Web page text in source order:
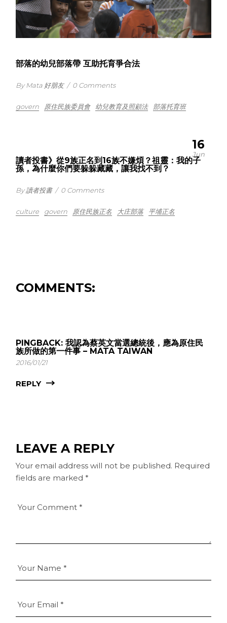
部落的幼兒部落帶 互助托育爭合法
By Mata 好朋友 / 0 Comments
govern 原住民族委員會 幼兒教育及照顧法 部落托育班
16
Jun
讀者投書》從9族正名到16族不嫌煩？祖靈：我的子
孫，為什麼你們要躲躲藏藏，讓我找不到？
By 讀者投書 / 0 Comments
culture govern 原住民族正名 大庄部落 平埔正名
COMMENTS:
PINGBACK:我認為蔡英文當選總統後，應為原住民
族所做的第一件事 – MATA TAIWAN
2016/01/21
REPLY
LEAVE A REPLY
Your email address will not be published. Required
fields are marked *